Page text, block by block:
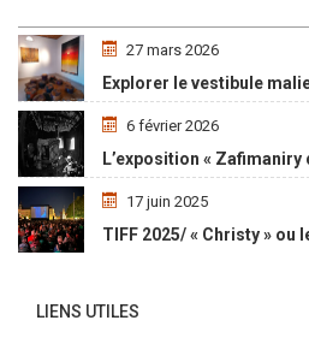
27 mars 2026
6 février 2026
17 juin 2025
LIENS UTILES